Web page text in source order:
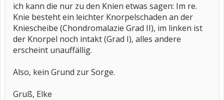
ich kann die nur zu den Knien etwas sagen: Im re.
Knie besteht ein leichter Knorpelschaden an der
Kniescheibe (Chondromalazie Grad II), im linken ist
der Knorpel noch intakt (Grad I), alles andere
erscheint unauffällig.
Also, kein Grund zur Sorge.
Gruß, Elke